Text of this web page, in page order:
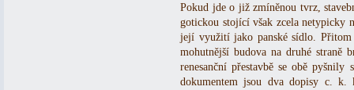
Pokud jde o již zmíněnou tvrz,
gotickou stojící však zcela netypicky
její využití jako panské sídlo. Přitom
mohutnější budova na druhé straně
renesanční přestavbě se obě
dokumentem jsou dva dopisy c. k.